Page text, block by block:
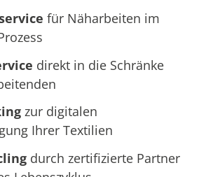
für Näharbeiten im
direkt in die Schränke
zur digitalen
Ihrer Textilien
durch zertifizierte Partner